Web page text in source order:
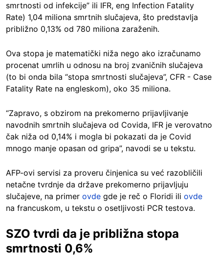
smrtnosti od infekcije” ili IFR, eng Infection Fatality
Rate) 1,04 miliona smrtnih slučajeva, što predstavlja
približno 0,13% od 780 miliona zaraženih.
Ova stopa je matematički niža nego ako izračunamo
procenat umrlih u odnosu na broj zvaničnih slučajeva
(to bi onda bila “stopa smrtnosti slučajeva”, CFR - Case
Fatality Rate na engleskom), oko 35 miliona.
“Zapravo, s obzirom na prekomerno prijavljivanje
navodnih smrtnih slučajeva od Covida, IFR je verovatno
čak niža od 0,14% i mogla bi pokazati da je Covid
mnogo manje opasan od gripa”, navodi se u tekstu.
AFP-ovi servisi za proveru činjenica su već razobličili
netačne tvrdnje da države prekomerno prijavljuju
slučajeve, na primer ovde gde je reč o Floridi ili ovde
na francuskom, u tekstu o osetljivosti PCR testova.
SZO tvrdi da je približna stopa
smrtnosti 0,6%